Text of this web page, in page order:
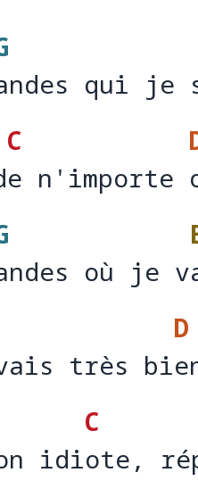
qui je
qui je
C
e n'importe
n'importe
où je v
où je
très bi
D
très
idi
C
ote,
idiote,